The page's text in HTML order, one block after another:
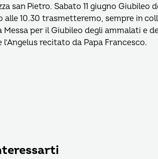
san Pietro. Sabato 11 giugno Giubileo
alle 10.30 trasmetteremo, sempre in
Messa per il Giubileo degli ammalati e
recitato da Papa Francesco.